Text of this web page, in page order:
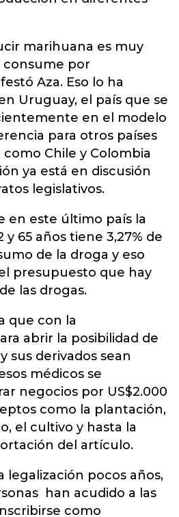
marihuana es muy
consume por
Aza. Eso lo ha
Uruguay, el país que se
en el modelo
para otros países
Chile y Colombia
ya está en discusión
legislativos.
en este último país la
65 años tiene 3,27% de
de la droga y eso
presupuesto que hay
las drogas.
que con la
abrir la posibilidad de
sus derivados sean
médicos se
negocios por US$2.000
como la plantación,
el cultivo y hasta la
del artículo.
legalización pocos años,
han acudido a las
como